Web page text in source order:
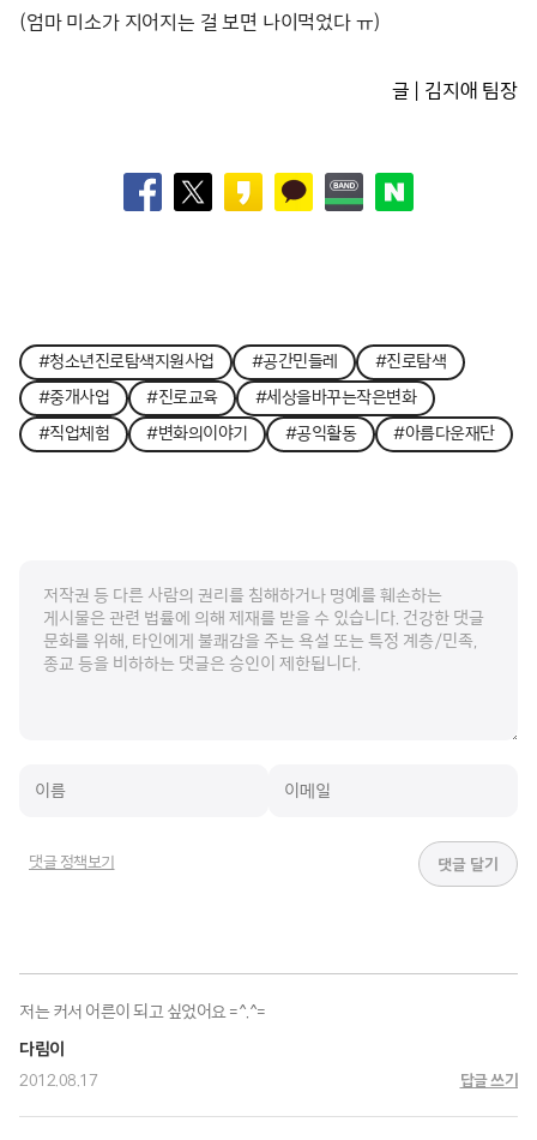
(엄마 미소가 지어지는 걸 보면 나이먹었다 ㅠ)
글 | 김지애 팀장
#청소년진로탐색지원사업 #공간민들레
#진로탐색
#중개사업
#진로교육
#세상을바꾸는작은변화
#직업체험
#변화의이야기 #공익활동 #아름다운재단
저는 커서 어른이 되고 싶었어요 =^.^=
다림이
2012.08.17 답글 쓰기
댓글 정책보기